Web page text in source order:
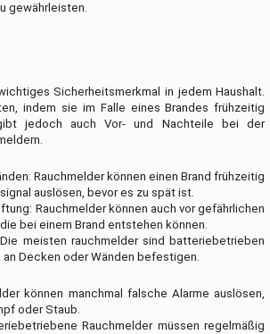
gewährleisten.
Sicherheitsmerkmal in jedem Haushalt.
indem sie im Falle eines Brandes frühzeitig
jedoch auch Vor- und Nachteile bei der
Rauchmelder können einen Brand frühzeitig
auslösen, bevor es zu spät ist.
Rauchmelder können auch vor gefährlichen
bei einem Brand entstehen können.
meisten rauchmelder sind batteriebetrieben
Decken oder Wänden befestigen.
können manchmal falsche Alarme auslösen,
oder Staub.
Rauchmelder müssen regelmäßig